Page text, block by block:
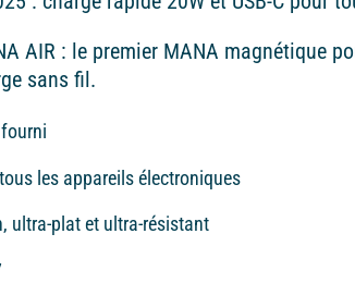
AIR : le premier MANA magnétique
sans fil.
les appareils électroniques
ultra-plat et ultra-résistant